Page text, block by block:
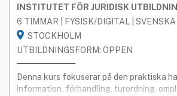
INSTITUTET FÖR JURIDISK
6 TIMMAR | FYSISK/DIGITAL | SVENSKA
STOCKHOLM
UTBILDNINGSFORM: ÖPPEN
Denna kurs fokuserar på den praktiska
information, förhandling, turordning,